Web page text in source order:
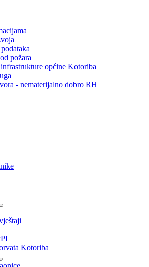
požara
općine Kotoriba
- nematerijalno dobro RH
Kotoriba